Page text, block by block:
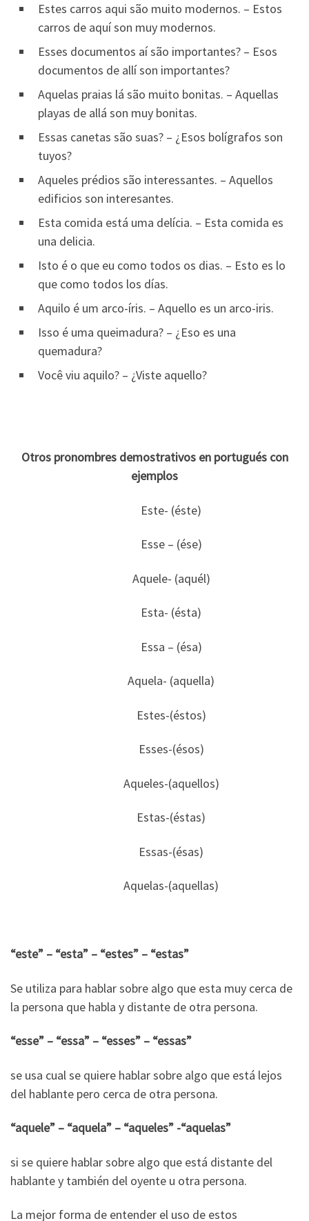
Estes carros aqui são muito modernos. – Estos
carros de aquí son muy modernos.
Esses documentos aí são importantes? – Esos
documentos de allí son importantes?
Aquelas praias lá são muito bonitas. – Aquellas
playas de allá son muy bonitas.
Essas canetas são suas? – ¿Esos bolígrafos son
tuyos?
Aqueles prédios são interessantes. – Aquellos
edificios son interesantes.
Esta comida está uma delícia. – Esta comida es
una delicia.
Isto é o que eu como todos os dias. – Esto es lo
que como todos los días.
Aquilo é um arco-íris. – Aquello es un arco-iris.
Isso é uma queimadura? – ¿Eso es una
quemadura?
Você viu aquilo? – ¿Viste aquello?
Otros pronombres demostrativos en portugués con
ejemplos
Este- (éste)
Esse – (ése)
Aquele- (aquél)
Esta- (ésta)
Essa – (ésa)
Aquela- (aquella)
Estes-(éstos)
Esses-(ésos)
Aqueles-(aquellos)
Estas-(éstas)
Essas-(ésas)
Aquelas-(aquellas)
“este” – “esta” – “estes” – “estas”
Se utiliza para hablar sobre algo que esta muy cerca de
la persona que habla y distante de otra persona.
“esse” – “essa” – “esses” – “essas”
se usa cual se quiere hablar sobre algo que está lejos
del hablante pero cerca de otra persona.
“aquele” – “aquela” – “aqueles” -“aquelas”
si se quiere hablar sobre algo que está distante del
hablante y también del oyente u otra persona.
La mejor forma de entender el uso de estos